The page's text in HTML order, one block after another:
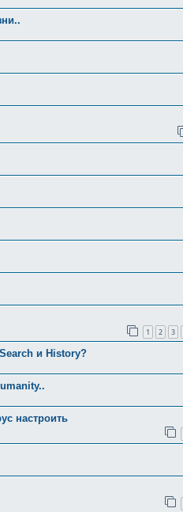
1 2 3
и History?
настроить